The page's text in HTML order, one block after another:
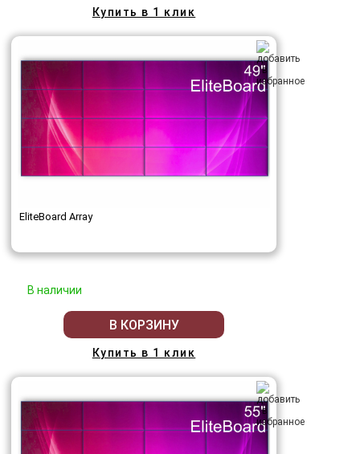
Купить в 1 клик
EliteBoard Array
В наличии
В КОРЗИНУ
Купить в 1 клик